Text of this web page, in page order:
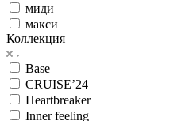
миди
макси
Коллекция
Base
CRUISE’24
Heartbreaker
Inner feeling